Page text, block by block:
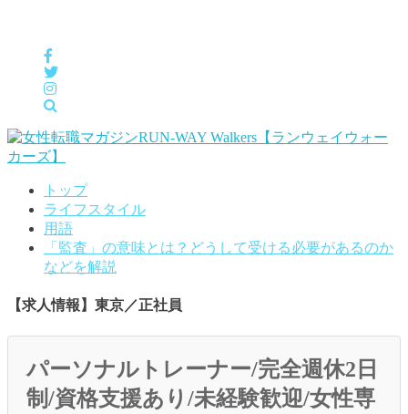
トップ
ライフスタイル
用語
「監査」の意味とは？どうして受ける必要があるのか
などを解説
【求人情報】東京／正社員
パーソナルトレーナー/完全週休2日
制/資格支援あり/未経験歓迎/女性専